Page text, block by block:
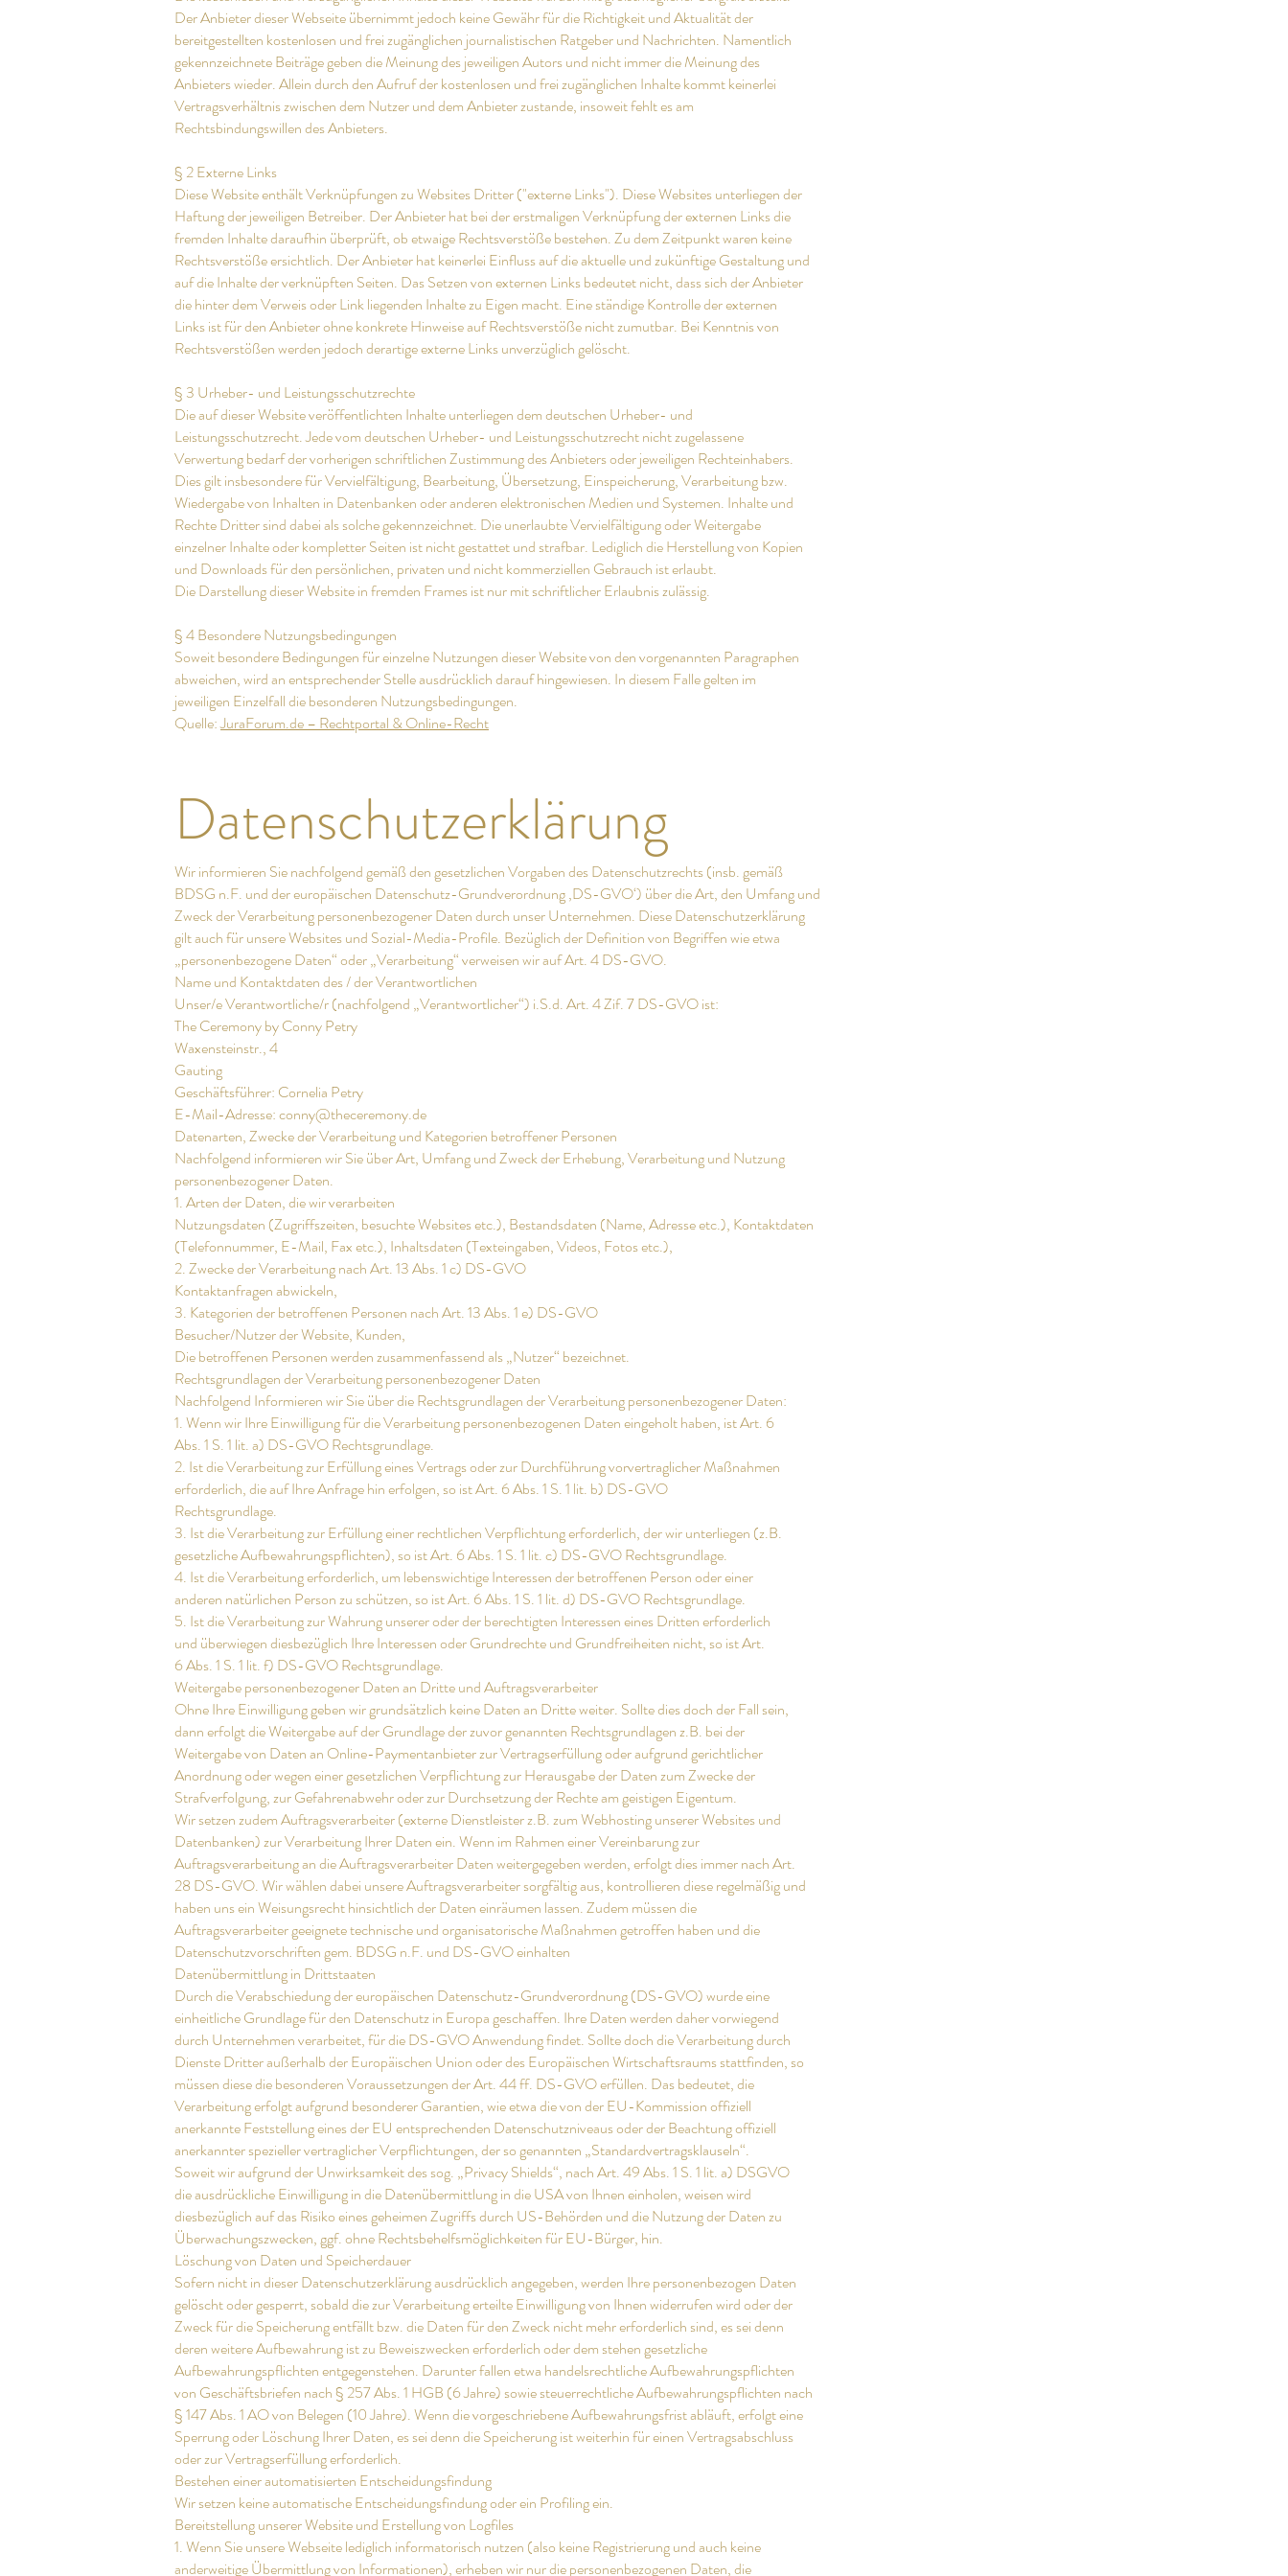
Der Anbieter dieser Webseite übernimmt jedoch keine Gewähr für die Richtigkeit und Aktualität der
bereitgestellten kostenlosen und frei zugänglichen journalistischen Ratgeber und Nachrichten. Namentlich
gekennzeichnete Beiträge geben die Meinung des jeweiligen Autors und nicht immer die Meinung des
Anbieters wieder. Allein durch den Aufruf der kostenlosen und frei zugänglichen Inhalte kommt keinerlei
Vertragsverhältnis zwischen dem Nutzer und dem Anbieter zustande, insoweit fehlt es am
Rechtsbindungswillen des Anbieters.
§ 2 Externe Links
Diese Website enthält Verknüpfungen zu Websites Dritter ("externe Links"). Diese Websites unterliegen der
Haftung der jeweiligen Betreiber. Der Anbieter hat bei der erstmaligen Verknüpfung der externen Links die
fremden Inhalte daraufhin überprüft, ob etwaige Rechtsverstöße bestehen. Zu dem Zeitpunkt waren keine
Rechtsverstöße ersichtlich. Der Anbieter hat keinerlei Einfluss auf die aktuelle und zukünftige Gestaltung und
auf die Inhalte der verknüpften Seiten. Das Setzen von externen Links bedeutet nicht, dass sich der Anbieter
die hinter dem Verweis oder Link liegenden Inhalte zu Eigen macht. Eine ständige Kontrolle der externen
Links ist für den Anbieter ohne konkrete Hinweise auf Rechtsverstöße nicht zumutbar. Bei Kenntnis von
Rechtsverstößen werden jedoch derartige externe Links unverzüglich gelöscht.
§ 3 Urheber- und Leistungsschutzrechte
Die auf dieser Website veröffentlichten Inhalte unterliegen dem deutschen Urheber- und
Leistungsschutzrecht. Jede vom deutschen Urheber- und Leistungsschutzrecht nicht zugelassene
Verwertung bedarf der vorherigen schriftlichen Zustimmung des Anbieters oder jeweiligen Rechteinhabers.
Dies gilt insbesondere für Vervielfältigung, Bearbeitung, Übersetzung, Einspeicherung, Verarbeitung bzw.
Wiedergabe von Inhalten in Datenbanken oder anderen elektronischen Medien und Systemen. Inhalte und
Rechte Dritter sind dabei als solche gekennzeichnet. Die unerlaubte Vervielfältigung oder Weitergabe
einzelner Inhalte oder kompletter Seiten ist nicht gestattet und strafbar. Lediglich die Herstellung von Kopien
und Downloads für den persönlichen, privaten und nicht kommerziellen Gebrauch ist erlaubt.
Die Darstellung dieser Website in fremden Frames ist nur mit schriftlicher Erlaubnis zulässig.
§ 4 Besondere Nutzungsbedingungen
Soweit besondere Bedingungen für einzelne Nutzungen dieser Website von den vorgenannten Paragraphen
abweichen, wird an entsprechender Stelle ausdrücklich darauf hingewiesen. In diesem Falle gelten im
jeweiligen Einzelfall die besonderen Nutzungsbedingungen.
Quelle:JuraForum.de – Rechtportal & Online-Recht
Datenschutzerklärung
Wir informieren Sie nachfolgend gemäß den gesetzlichen Vorgaben des Datenschutzrechts (insb. gemäß
BDSG n.F. und der europäischen Datenschutz-Grundverordnung ‚DS-GVO‘) über die Art, den Umfang und
Zweck der Verarbeitung personenbezogener Daten durch unser Unternehmen. Diese Datenschutzerklärung
gilt auch für unsere Websites und Sozial-Media-Profile. Bezüglich der Definition von Begriffen wie etwa
„personenbezogene Daten“ oder „Verarbeitung“ verweisen wir auf Art. 4 DS-GVO.
Name und Kontaktdaten des / der Verantwortlichen
Unser/e Verantwortliche/r (nachfolgend „Verantwortlicher“) i.S.d. Art. 4 Zif. 7 DS-GVO ist:
The Ceremony by Conny Petry
Waxensteinstr., 4
Gauting
Geschäftsführer: Cornelia Petry
E-Mail-Adresse: conny@theceremony.de
Datenarten, Zwecke der Verarbeitung und Kategorien betroffener Personen
Nachfolgend informieren wir Sie über Art, Umfang und Zweck der Erhebung, Verarbeitung und Nutzung
personenbezogener Daten.
1. Arten der Daten, die wir verarbeiten
Nutzungsdaten (Zugriffszeiten, besuchte Websites etc.), Bestandsdaten (Name, Adresse etc.), Kontaktdaten
(Telefonnummer, E-Mail, Fax etc.), Inhaltsdaten (Texteingaben, Videos, Fotos etc.),
2. Zwecke der Verarbeitung nach Art. 13 Abs. 1 c) DS-GVO
Kontaktanfragen abwickeln,
3. Kategorien der betroffenen Personen nach Art. 13 Abs. 1 e) DS-GVO
Besucher/Nutzer der Website, Kunden,
Die betroffenen Personen werden zusammenfassend als „Nutzer“ bezeichnet.
Rechtsgrundlagen der Verarbeitung personenbezogener Daten
Nachfolgend Informieren wir Sie über die Rechtsgrundlagen der Verarbeitung personenbezogener Daten:
1. Wenn wir Ihre Einwilligung für die Verarbeitung personenbezogenen Daten eingeholt haben, ist Art. 6
Abs. 1 S. 1 lit. a) DS-GVO Rechtsgrundlage.
2. Ist die Verarbeitung zur Erfüllung eines Vertrags oder zur Durchführung vorvertraglicher Maßnahmen
erforderlich, die auf Ihre Anfrage hin erfolgen, so ist Art. 6 Abs. 1 S. 1 lit. b) DS-GVO
Rechtsgrundlage.
3. Ist die Verarbeitung zur Erfüllung einer rechtlichen Verpflichtung erforderlich, der wir unterliegen (z.B.
gesetzliche Aufbewahrungspflichten), so ist Art. 6 Abs. 1 S. 1 lit. c) DS-GVO Rechtsgrundlage.
4. Ist die Verarbeitung erforderlich, um lebenswichtige Interessen der betroffenen Person oder einer
anderen natürlichen Person zu schützen, so ist Art. 6 Abs. 1 S. 1 lit. d) DS-GVO Rechtsgrundlage.
5. Ist die Verarbeitung zur Wahrung unserer oder der berechtigten Interessen eines Dritten erforderlich
und überwiegen diesbezüglich Ihre Interessen oder Grundrechte und Grundfreiheiten nicht, so ist Art.
6 Abs. 1 S. 1 lit. f) DS-GVO Rechtsgrundlage.
Weitergabe personenbezogener Daten an Dritte und Auftragsverarbeiter
Ohne Ihre Einwilligung geben wir grundsätzlich keine Daten an Dritte weiter. Sollte dies doch der Fall sein,
dann erfolgt die Weitergabe auf der Grundlage der zuvor genannten Rechtsgrundlagen z.B. bei der
Weitergabe von Daten an Online-Paymentanbieter zur Vertragserfüllung oder aufgrund gerichtlicher
Anordnung oder wegen einer gesetzlichen Verpflichtung zur Herausgabe der Daten zum Zwecke der
Strafverfolgung, zur Gefahrenabwehr oder zur Durchsetzung der Rechte am geistigen Eigentum.
Wir setzen zudem Auftragsverarbeiter (externe Dienstleister z.B. zum Webhosting unserer Websites und
Datenbanken) zur Verarbeitung Ihrer Daten ein. Wenn im Rahmen einer Vereinbarung zur
Auftragsverarbeitung an die Auftragsverarbeiter Daten weitergegeben werden, erfolgt dies immer nach Art.
28 DS-GVO. Wir wählen dabei unsere Auftragsverarbeiter sorgfältig aus, kontrollieren diese regelmäßig und
haben uns ein Weisungsrecht hinsichtlich der Daten einräumen lassen. Zudem müssen die
Auftragsverarbeiter geeignete technische und organisatorische Maßnahmen getroffen haben und die
Datenschutzvorschriften gem. BDSG n.F. und DS-GVO einhalten
Datenübermittlung in Drittstaaten
Durch die Verabschiedung der europäischen Datenschutz-Grundverordnung (DS-GVO) wurde eine
einheitliche Grundlage für den Datenschutz in Europa geschaffen. Ihre Daten werden daher vorwiegend
durch Unternehmen verarbeitet, für die DS-GVO Anwendung findet. Sollte doch die Verarbeitung durch
Dienste Dritter außerhalb der Europäischen Union oder des Europäischen Wirtschaftsraums stattfinden, so
müssen diese die besonderen Voraussetzungen der Art. 44 ff. DS-GVO erfüllen. Das bedeutet, die
Verarbeitung erfolgt aufgrund besonderer Garantien, wie etwa die von der EU-Kommission offiziell
anerkannte Feststellung eines der EU entsprechenden Datenschutzniveaus oder der Beachtung offiziell
anerkannter spezieller vertraglicher Verpflichtungen, der so genannten „Standardvertragsklauseln“.
Soweit wir aufgrund der Unwirksamkeit des sog. „Privacy Shields“, nach Art. 49 Abs. 1 S. 1 lit. a) DSGVO
die ausdrückliche Einwilligung in die Datenübermittlung in die USA von Ihnen einholen, weisen wird
diesbezüglich auf das Risiko eines geheimen Zugriffs durch US-Behörden und die Nutzung der Daten zu
Überwachungszwecken, ggf. ohne Rechtsbehelfsmöglichkeiten für EU-Bürger, hin.
Löschung von Daten und Speicherdauer
Sofern nicht in dieser Datenschutzerklärung ausdrücklich angegeben, werden Ihre personenbezogen Daten
gelöscht oder gesperrt, sobald die zur Verarbeitung erteilte Einwilligung von Ihnen widerrufen wird oder der
Zweck für die Speicherung entfällt bzw. die Daten für den Zweck nicht mehr erforderlich sind, es sei denn
deren weitere Aufbewahrung ist zu Beweiszwecken erforderlich oder dem stehen gesetzliche
Aufbewahrungspflichten entgegenstehen. Darunter fallen etwa handelsrechtliche Aufbewahrungspflichten
von Geschäftsbriefen nach § 257 Abs. 1 HGB (6 Jahre) sowie steuerrechtliche Aufbewahrungspflichten nach
§ 147 Abs. 1 AO von Belegen (10 Jahre). Wenn die vorgeschriebene Aufbewahrungsfrist abläuft, erfolgt eine
Sperrung oder Löschung Ihrer Daten, es sei denn die Speicherung ist weiterhin für einen Vertragsabschluss
oder zur Vertragserfüllung erforderlich.
Bestehen einer automatisierten Entscheidungsfindung
Wir setzen keine automatische Entscheidungsfindung oder ein Profiling ein.
Bereitstellung unserer Website und Erstellung von Logfiles
1. Wenn Sie unsere Webseite lediglich informatorisch nutzen (also keine Registrierung und auch keine
anderweitige Übermittlung von Informationen), erheben wir nur die personenbezogenen Daten, die